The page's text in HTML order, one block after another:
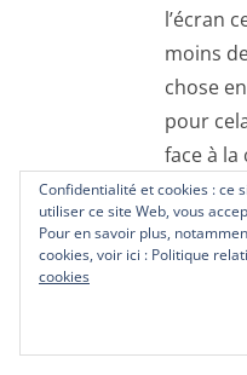
l’écran
moins
chose
pour
face à
plaisir et
Répondre
Laisser un
Confidentialité et cookies : ce
utiliser ce site Web, vous
Pour en savoir plus,
cookies, voir ici : Politique
cookies